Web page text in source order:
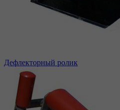
Дефлекторный ролик